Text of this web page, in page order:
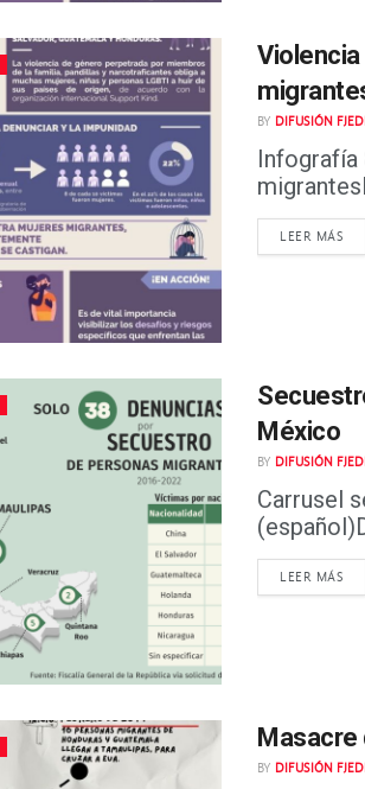
BY DIFUSIÓN
Infografía
LEER MÁS
México
BY DIFUSIÓN
Carrusel
LEER MÁS
Masacre
BY DIFUSIÓN